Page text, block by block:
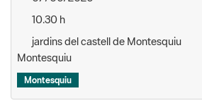
10.30 h
jardins del castell de Montesquiu
Montesquiu
Montesquiu